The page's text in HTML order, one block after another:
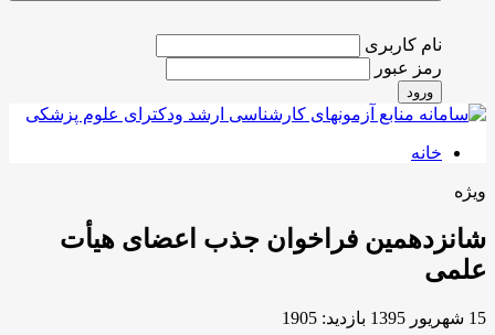
نام کاربری
رمز عبور
ورود
خانه
ویژه
شانزدهمین فراخوان جذب اعضای هیأت
علمی
15 شهریور 1395 بازدید: 1905